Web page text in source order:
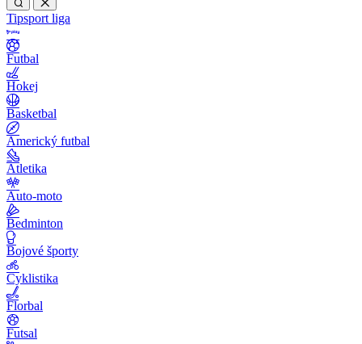
Tipsport liga
Futbal
Hokej
Basketbal
Americký futbal
Atletika
Auto-moto
Bedminton
Bojové športy
Cyklistika
Florbal
Futsal